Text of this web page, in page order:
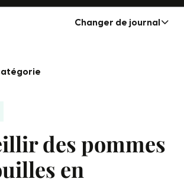
Changer de journal
des pommes
en